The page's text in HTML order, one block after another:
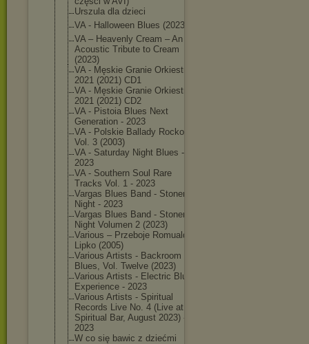
Urszula dla dzieci
VA - Halloween Blues (2023)
VA – Heavenly Cream – An
Acoustic Tribute to Cream
(2023)
VA - Męskie Granie Orkiestra
2021 (2021) CD1
VA - Męskie Granie Orkiestra
2021 (2021) CD2
VA - Pistoia Blues Next
Generation - 2023
VA - Polskie Ballady Rockowe
Vol. 3 (2003)
VA - Saturday Night Blues -
2023
VA - Southern Soul Rare
Tracks Vol. 1 - 2023
Vargas Blues Band - Stoner
Night - 2023
Vargas Blues Band - Stoner
Night Volumen 2 (2023)
Various – Przeboje Romualda
Lipko (2005)
Various Artists - Backroom
Blues, Vol. Twelve (2023)
Various Artists - Electric Blues
Experience - 2023
Various Artists - Spiritual
Records Live No. 4 (Live at
Spiritual Bar, August 2023) -
2023
W co się bawic z dziećmi